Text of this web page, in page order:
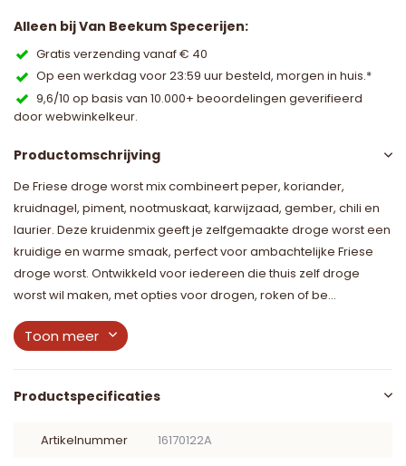
Alleen bij Van Beekum Specerijen:
Gratis verzending vanaf € 40
Op een werkdag voor 23:59 uur besteld, morgen in huis.*
9,6/10 op basis van 10.000+ beoordelingen geverifieerd
door webwinkelkeur.
Productomschrijving
De Friese droge worst mix combineert peper, koriander,
kruidnagel, piment, nootmuskaat, karwijzaad, gember, chili en
laurier. Deze kruidenmix geeft je zelfgemaakte droge worst een
kruidige en warme smaak, perfect voor ambachtelijke Friese
droge worst. Ontwikkeld voor iedereen die thuis zelf droge
worst wil maken, met opties voor drogen, roken of be...
Toon meer
Productspecificaties
Artikelnummer 16170122A